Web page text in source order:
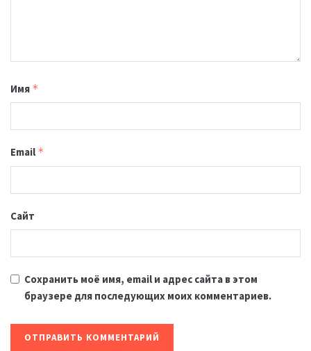
Имя *
Email *
Сайт
Сохранить моё имя, email и адрес сайта в этом
браузере для последующих моих комментариев.